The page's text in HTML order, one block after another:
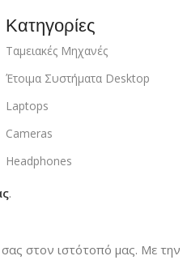
Κατηγορίες
Ταμειακές Μηχανές
Έτοιμα Συστήματα Desktop
Laptops
Cameras
Headphones
.
στον ιστότοπό μας. Με την